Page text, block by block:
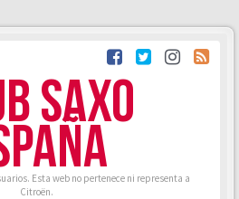
SAXO
Esta web no pertenece ni representa a
Citroën.